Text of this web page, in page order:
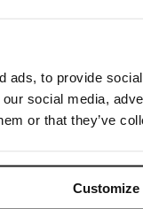
ads, to provide
social media,
or that they’ve
Customize